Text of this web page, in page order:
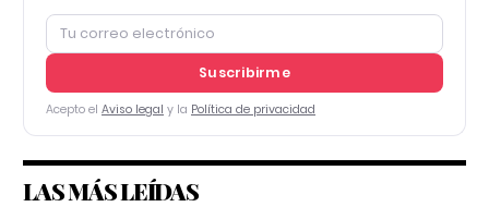
Suscribirme
Acepto el Aviso legal y la Política de privacidad
LAS MÁS LEÍDAS